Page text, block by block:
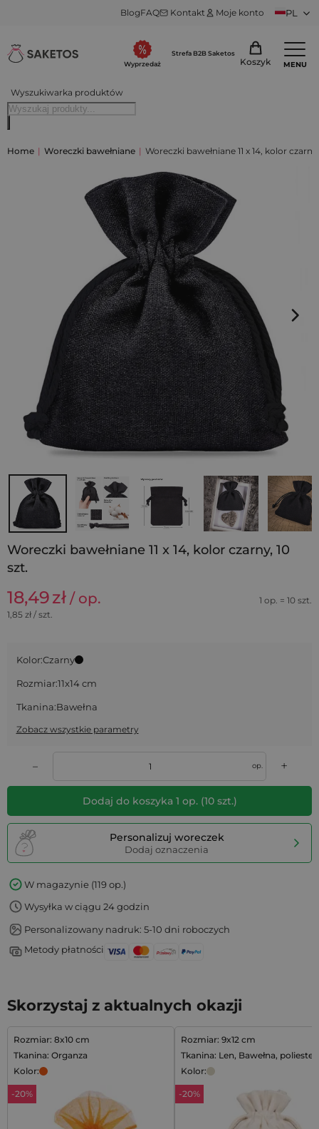
BlogFAQ Kontakt Moje konto PL
Wyszukiwarka produktów
Wyprzedaż
Strefa B2B Saketos
Koszyk MENU
Home | Woreczki bawełniane | Woreczki bawełniane 11 x 14, kolor
Woreczki bawełniane 11 x 14, kolor czarny, 10
szt.
18,49zł / op.
1 op. = 10 szt.
1,85 zł / szt.
Kolor:Czarny
Rozmiar:11x14 cm
Tkanina:Bawełna
Zobacz wszystkie parametry
– op. +
Dodaj do koszyka 1 op. (10szt.)
Personalizuj woreczek
Dodaj oznaczenia
W magazynie (119 op.)
Wysyłka w ciągu 24 godzin
Personalizowany nadruk: 5-10 dni roboczych
Metody płatności
Skorzystaj z aktualnych okazji
Rozmiar: 8x10 cm
Tkanina: Organza
Kolor:
-20%
Rozmiar: 9x12 cm
Tkanina: Len, Bawełna, poliester
Kolor:
-20%